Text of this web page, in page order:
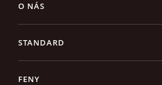
O NÁS
STANDARD
FENY